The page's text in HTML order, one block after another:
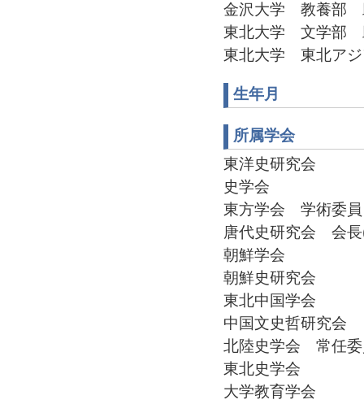
金沢大学 教養部
東北大学 文学部
東北大学 東北ア
生年月
所属学会
東洋史研究会
史学会
東方学会 学術委員
唐代史研究会 会
朝鮮学会
朝鮮史研究会
東北中国学会
中国文史哲研究会
北陸史学会 常任委
東北史学会
大学教育学会